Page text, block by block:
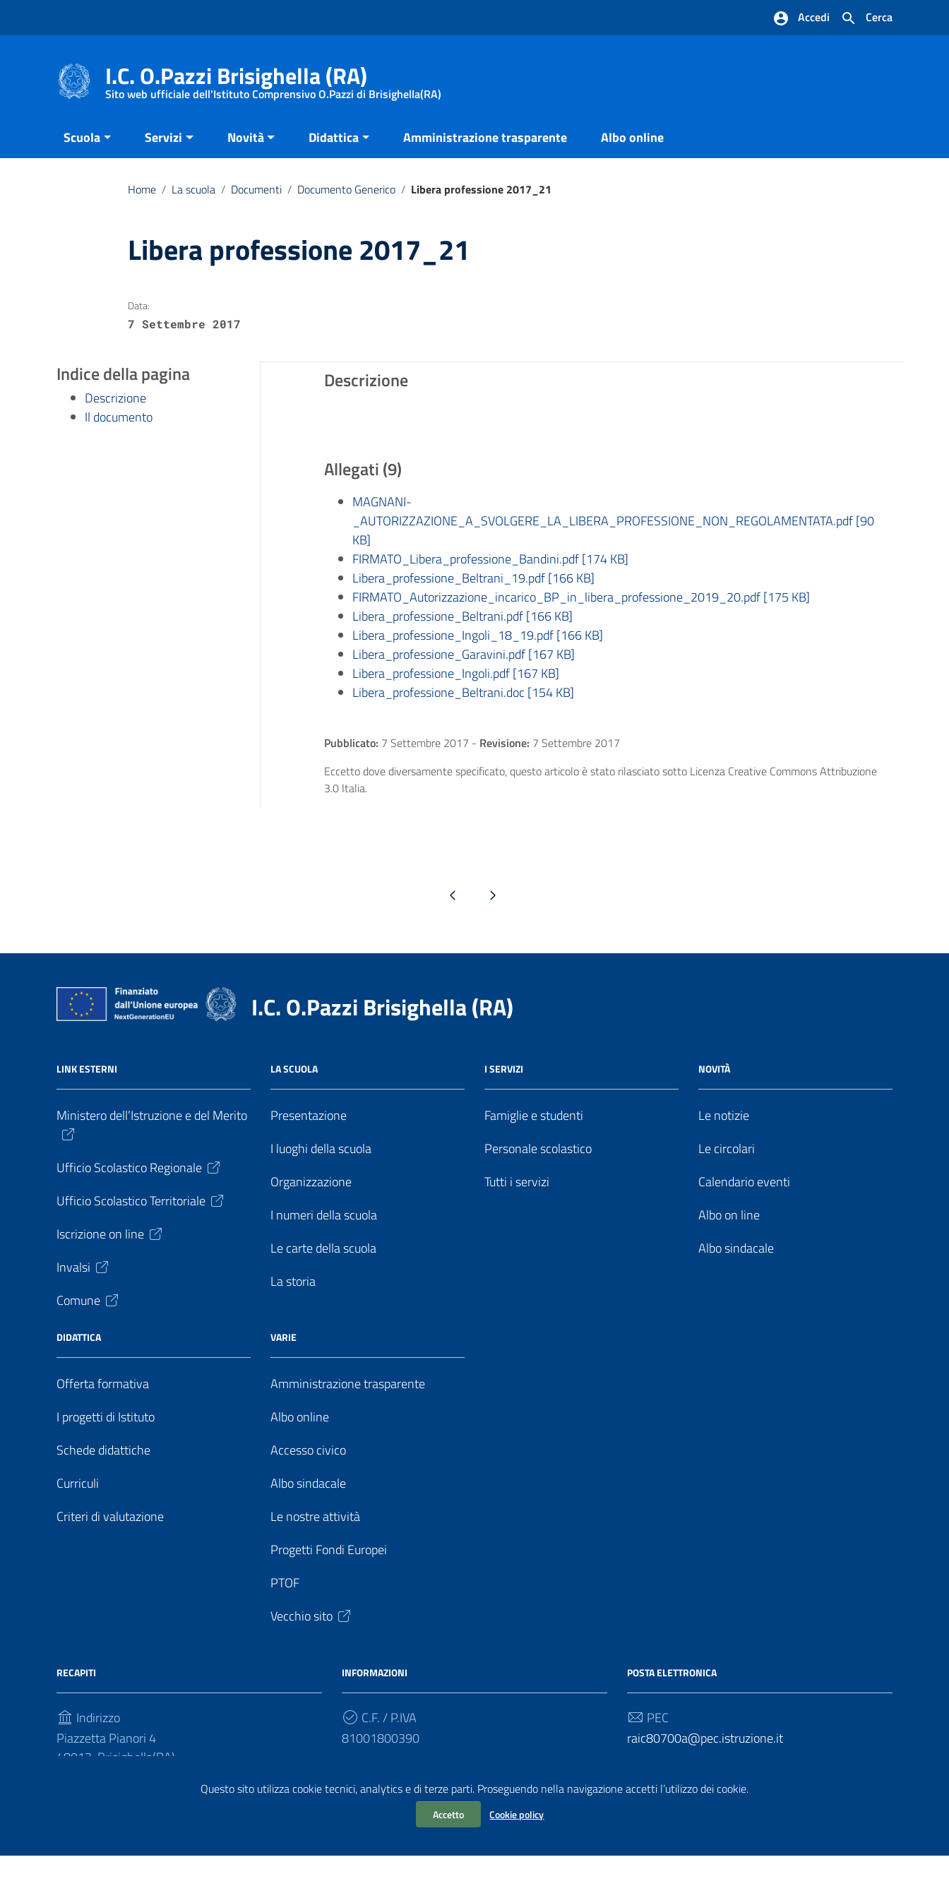
Questo sito utilizza cookie tecnici, analytics e di terze parti. Proseguendo nella navigazione accetti l’utilizzo dei cookie.
Accetto Cookie policy
Cerca
Accedi
I.C. O.Pazzi Brisighella (RA)
Sito web ufficiale dell'Istituto Comprensivo O.Pazzi di Brisighella(RA)
Scuola Servizi Novità Didattica Amministrazione trasparente Albo online
Home / La scuola / Documenti / Documento Generico / Libera professione 2017_21
Libera professione 2017_21
Data:
7 Settembre 2017
Indice della pagina
Descrizione
Il documento
Descrizione
Allegati (9)
MAGNANI-
_AUTORIZZAZIONE_A_SVOLGERE_LA_LIBERA_PROFESSIONE_NON_REGOLAMENTATA.pdf [90
KB]
FIRMATO_Libera_professione_Bandini.pdf [174 KB]
Libera_professione_Beltrani_19.pdf [166 KB]
FIRMATO_Autorizzazione_incarico_BP_in_libera_professione_2019_20.pdf [175 KB]
Libera_professione_Beltrani.pdf [166 KB]
Libera_professione_Ingoli_18_19.pdf [166 KB]
Libera_professione_Garavini.pdf [167 KB]
Libera_professione_Ingoli.pdf [167 KB]
Libera_professione_Beltrani.doc [154 KB]
Pubblicato: 7 Settembre 2017 - Revisione: 7 Settembre 2017
Eccetto dove diversamente specificato, questo articolo è stato rilasciato sotto Licenza Creative Commons Attribuzione
3.0 Italia.
Pagina precedentePagina successiva
I.C. O.Pazzi Brisighella (RA)
LINK ESTERNI
Ministero dell’Istruzione e del Merito
Ufficio Scolastico Regionale
Ufficio Scolastico Territoriale
Iscrizione on line
Invalsi
Comune
LA SCUOLA
Presentazione
I luoghi della scuola
Organizzazione
I numeri della scuola
Le carte della scuola
La storia
I SERVIZI
Famiglie e studenti
Personale scolastico
Tutti i servizi
NOVITÀ
Le notizie
Le circolari
Calendario eventi
Albo on line
Albo sindacale
DIDATTICA
Offerta formativa
I progetti di Istituto
Schede didattiche
Curriculi
Criteri di valutazione
VARIE
Amministrazione trasparente
Albo online
Accesso civico
Albo sindacale
Le nostre attività
Progetti Fondi Europei
PTOF
Vecchio sito
RECAPITI
Indirizzo
Piazzetta Pianori 4
48013, Brisighella(RA)
INFORMAZIONI
C.F. / P.IVA
81001800390
UF4HBY
POSTA ELETTRONICA
PEC
raic80700a@pec.istruzione.it
raic80700a@istruzione.it